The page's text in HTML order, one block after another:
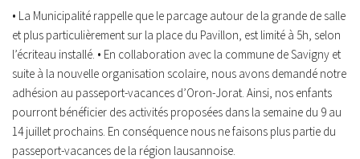
• La Municipalité rappelle que le parcage autour de la grande de salle
et plus particulièrement sur la place du Pavillon, est limité à 5h, selon
l’écriteau installé. • En collaboration avec la commune de Savigny et
suite à la nouvelle organisation scolaire, nous avons demandé notre
adhésion au passeport-vacances d’Oron-Jorat. Ainsi, nos enfants
pourront bénéficier des activités proposées dans la semaine du 9 au
14 juillet prochains. En conséquence nous ne faisons plus partie du
passeport-vacances de la région lausannoise.